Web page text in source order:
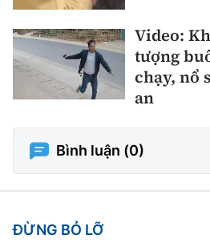
Video:
tượng
chạy, nổ
an
Bình luận (0)
ĐỪNG BỎ LỠ